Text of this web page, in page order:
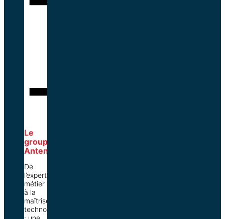
Le
groupe
Antenia
De
l’expertise
métier
à la
maîtrise
technologique